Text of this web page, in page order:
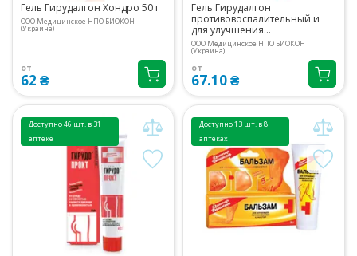
Гель Гирудалгон Хондро 50 г
ООО Медицинское НПО БИОКОН
(Украина)
от
62 ₴
Гель Гирудалгон
противовоспалительный и
для улучшения
кровообращения 50 г
ООО Медицинское НПО БИОКОН
(Украина)
от
67.10 ₴
Доступно 46 шт. в 31
аптеке
Доступно 13 шт. в 8
аптеках